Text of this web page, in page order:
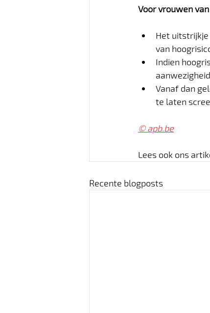
Voor vrouwen
Het
van
Indien
Vanaf dan
te laten
© apb.be
Lees ook ons
Recente blogposts